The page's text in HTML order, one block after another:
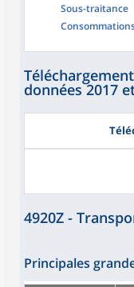
Sous-traitance
données 2017
4920Z -
Principales